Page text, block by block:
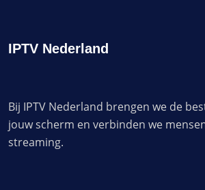
IPTV Nederland
Bij IPTV Nederland brengen we de
jouw scherm en verbinden we
streaming.